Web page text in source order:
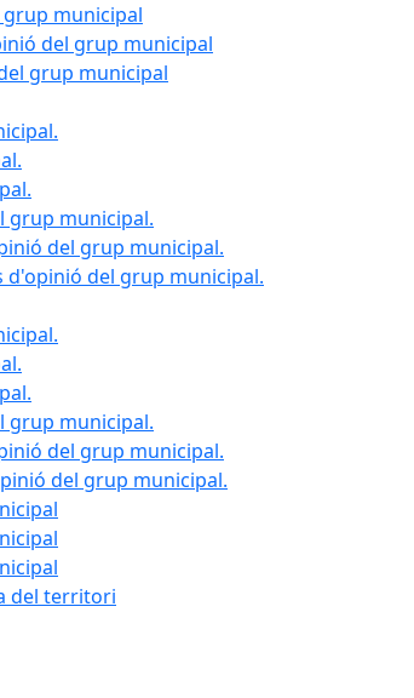
municipal
del grup municipal
grup municipal
grup municipal.
del grup municipal.
d'opinió del grup municipal.
grup municipal.
del grup municipal.
del grup municipal.
del territori